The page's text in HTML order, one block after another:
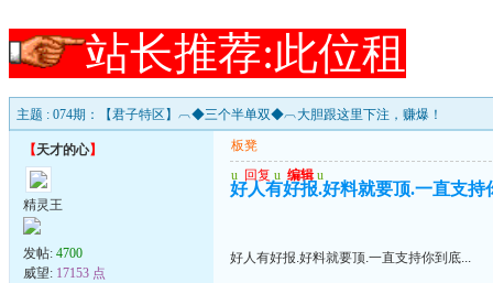
站长推荐:此位租
主题 : 074期：【君子特区】︹◆三个半单双◆︹大胆跟这里下注，赚爆！
【天才的心】
精灵王
发帖: 4700
威望: 17153 点
板凳
u 回复 u 编辑 u
好人有好报.好料就要顶.一直支持
好人有好报.好料就要顶.一直支持你到底...